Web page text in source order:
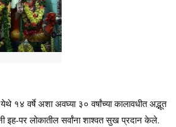
१४ वर्षे अशा अवघ्या ३० वर्षांच्या कालावधीत अद्भूत
इह-पर लोकातील सर्वांना शाश्वत सुख प्रदान केले.